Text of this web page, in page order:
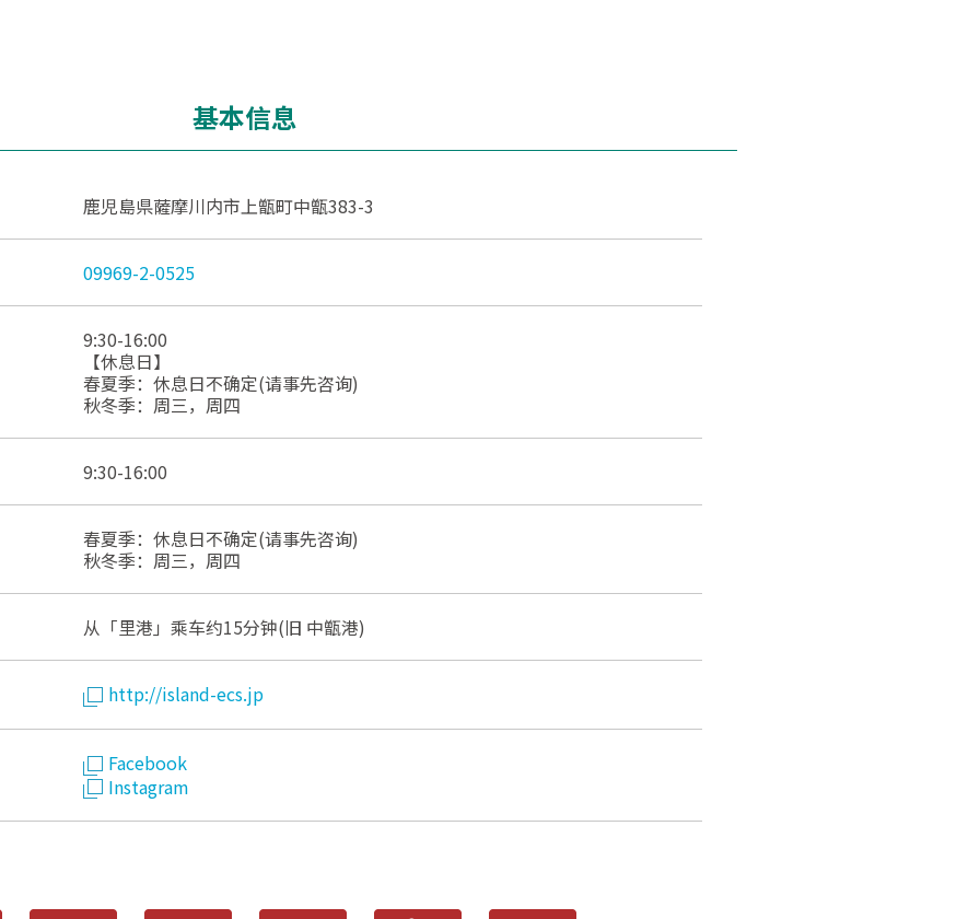
基本信息
鹿児島県薩摩川内市上甑町中甑383-3
09969-2-0525
9:30-16:00
【休息日】
春夏季：休息日不确定(请事先咨询)
秋冬季：周三，周四
9:30-16:00
春夏季：休息日不确定(请事先咨询)
秋冬季：周三，周四
从「里港」乘车约15分钟(旧 中甑港)
http://island-ecs.jp
Facebook
Instagram